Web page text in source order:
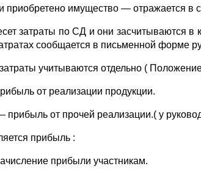
приобретено имущество — отражается в
затраты по СД и они засчитываются
сообщается в письменной форме
учитываются отдельно ( Положение
от реализации продукции.
прибыль от прочей реализации.( у
прибыль :
прибыли участникам.